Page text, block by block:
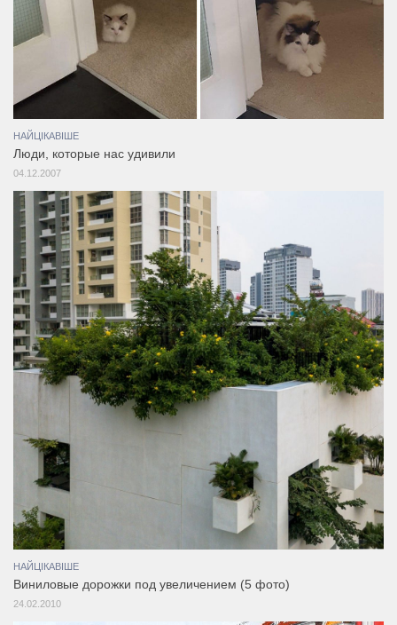
НАЙЦІКАВІШЕ
Люди, которые нас удивили
04.12.2007
НАЙЦІКАВІШЕ
Виниловые дорожки под увеличением (5 фото)
24.02.2010